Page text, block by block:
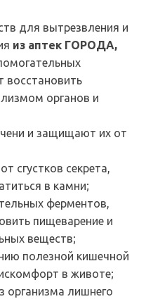
для вытрезвления и
из аптек ГОРОДА,
восстановить
органов и
и защищают их от
сгустков секрета,
в камни;
ферментов,
пищеварение и
веществ;
полезной кишечной
в животе;
организма лишнего